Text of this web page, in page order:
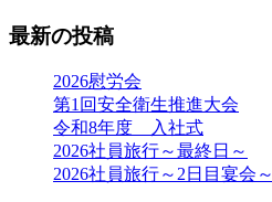
稿
ナ
最新の投稿
2026慰労会
第1回安全衛生推進大会
令和8年度 入社式
2026社員旅行～最終日～
2026社員旅行～2日目宴会～